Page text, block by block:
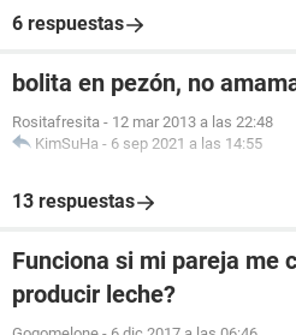
6 respuestas
bolita en pezón, no
Rositafresita - 12 mar 2013 a las 22:48
KimSuHa - 6 sep 2021 a las 14:55
13 respuestas
Funciona si mi pareja me
producir leche?